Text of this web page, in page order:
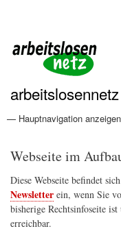
Hauptnavigation
— Hauptnavigation anzeigen
Grundrechte und
Home
Verwaltungsrecht
Konsumentenrecht
Webseite im
Diese Webseite befindet
Newsletter ein, wenn Sie
bisherige Rechtsinfoseite ist
erreichbar.